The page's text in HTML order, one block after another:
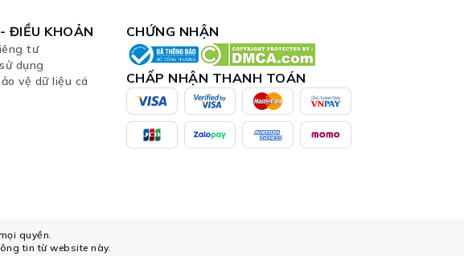
ĐIỀU KHOẢN
tư
dụng
vệ dữ liệu cá
CHỨNG NHẬN
CHẤP NHẬN THANH TOÁN
quyền.
tin từ website này.